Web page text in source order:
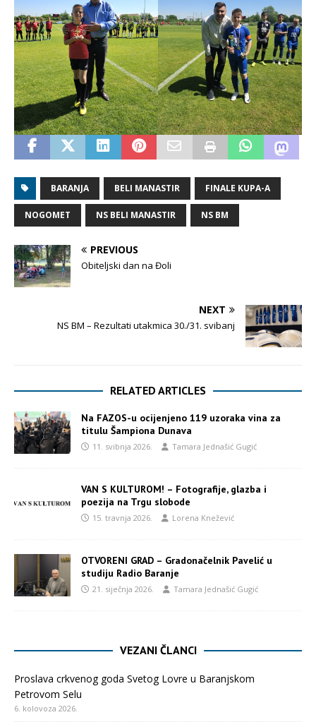
BARANJA BELI MANASTIR FINALE KUPA-A
NOGOMET NS BELI MANASTIR NS BM
PREVIOUS
Obiteljski dan na Đoli
NEXT
NS BM – Rezultati utakmica 30./31. svibanj
RELATED ARTICLES
Na FAZOS-u ocijenjeno 119 uzoraka vina za
titulu Šampiona Dunava
11. svibnja 2026. Tamara Jednašić Gugić
VAN S KULTUROM! – Fotografije, glazba i
poezija na Trgu slobode
15. travnja 2026. Lorena Knežević
OTVORENI GRAD – Gradonačelnik Pavelić u
studiju Radio Baranje
21. siječnja 2026. Tamara Jednašić Gugić
VEZANI ČLANCI
Proslava crkvenog goda Svetog Lovre u Baranjskom
Petrovom Selu
6. kolovoza 2026.